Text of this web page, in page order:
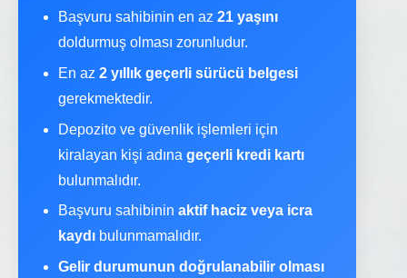
Başvuru sahibinin en az 21 yaşını
doldurmuş olması zorunludur.
En az 2 yıllık geçerli sürücü belgesi
gerekmektedir.
Depozito ve güvenlik işlemleri için
kiralayan kişi adına geçerli kredi kartı
bulunmalıdır.
Başvuru sahibinin aktif haciz veya icra
kaydı bulunmamalıdır.
Gelir durumunun doğrulanabilir olması